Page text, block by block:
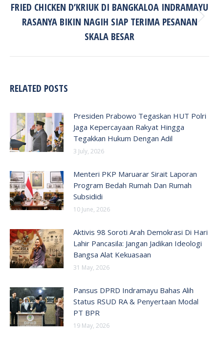
Next
post:
FRIED CHICKEN D’KRIUK DI BANGKALOA INDRAMAYU
RASANYA BIKIN NAGIH SIAP TERIMA PESANAN
SKALA BESAR
RELATED POSTS
Presiden Prabowo Tegaskan HUT Polri
Jaga Kepercayaan Rakyat Hingga
Tegakkan Hukum Dengan Adil
3 July, 2026
Menteri PKP Maruarar Sirait Laporan
Program Bedah Rumah Dan Rumah
Subsididi
10 June, 2026
Aktivis 98 Soroti Arah Demokrasi Di Hari
Lahir Pancasila: Jangan Jadikan Ideologi
Bangsa Alat Kekuasaan
31 May, 2026
Pansus DPRD Indramayu Bahas Alih
Status RSUD RA & Penyertaan Modal
PT BPR
19 May, 2026